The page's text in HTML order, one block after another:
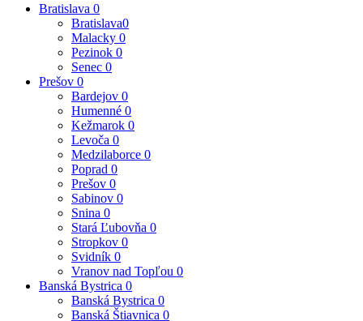
Bratislava 0
Bratislava0
Malacky 0
Pezinok 0
Senec 0
Prešov 0
Bardejov 0
Humenné 0
Kežmarok 0
Levoča 0
Medzilaborce 0
Poprad 0
Prešov 0
Sabinov 0
Snina 0
Stará Ľubovňa 0
Stropkov 0
Svidník 0
Vranov nad Topľou 0
Banská Bystrica 0
Banská Bystrica 0
Banská Štiavnica 0